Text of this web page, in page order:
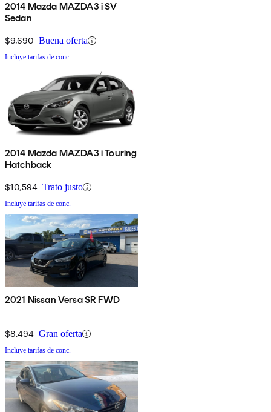
2014 Mazda MAZDA3 i SV
Sedan
$9,690 Buena oferta
Incluye tarifas de conc.
2014 Mazda MAZDA3 i Touring
Hatchback
$10,594 Trato justo
Incluye tarifas de conc.
2021 Nissan Versa SR FWD
$8,494 Gran oferta
Incluye tarifas de conc.